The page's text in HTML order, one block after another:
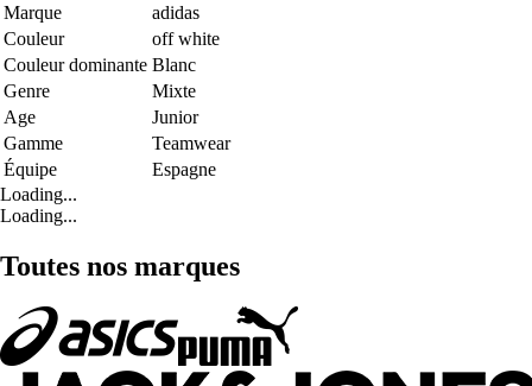
Marque
adidas
Couleur
off white
Couleur dominante Blanc
Genre
Mixte
Age
Junior
Gamme
Teamwear
Équipe
Espagne
Loading...
Loading...
Toutes nos marques